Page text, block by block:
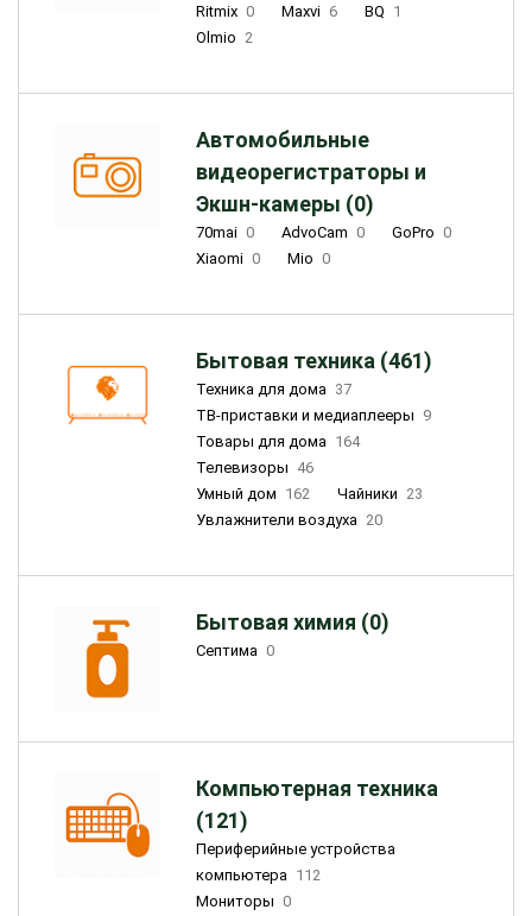
Ritmix 0 Maxvi 6 BQ 1
Olmio 2
Автомобильные
видеорегистраторы и
Экшн-камеры (0)
70mai 0 AdvoCam 0 GoPro 0
Xiaomi 0 Mio 0
Бытовая техника (461)
Техника для дома 37
ТВ-приставки и медиаплееры 9
Товары для дома 164
Телевизоры 46
Умный дом 162 Чайники 23
Увлажнители воздуха 20
Бытовая химия (0)
Септима 0
Компьютерная техника
(121)
Периферийные устройства
компьютера 112
Мониторы 0